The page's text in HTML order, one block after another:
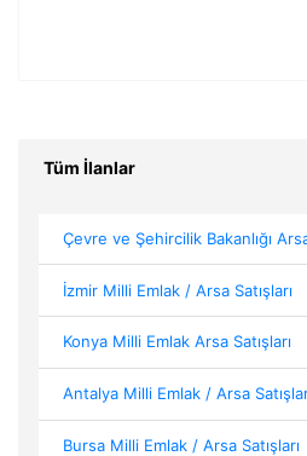
Tüm İlanlar
Çevre ve Şehircilik Bakanlığı
İzmir Milli Emlak / Arsa Satışları
Konya Milli Emlak Arsa Satışları
Antalya Milli Emlak / Arsa
Bursa Milli Emlak / Arsa Satışları